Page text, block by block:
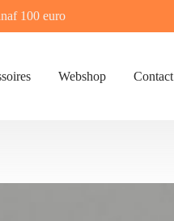
100 euro
Webshop Contact